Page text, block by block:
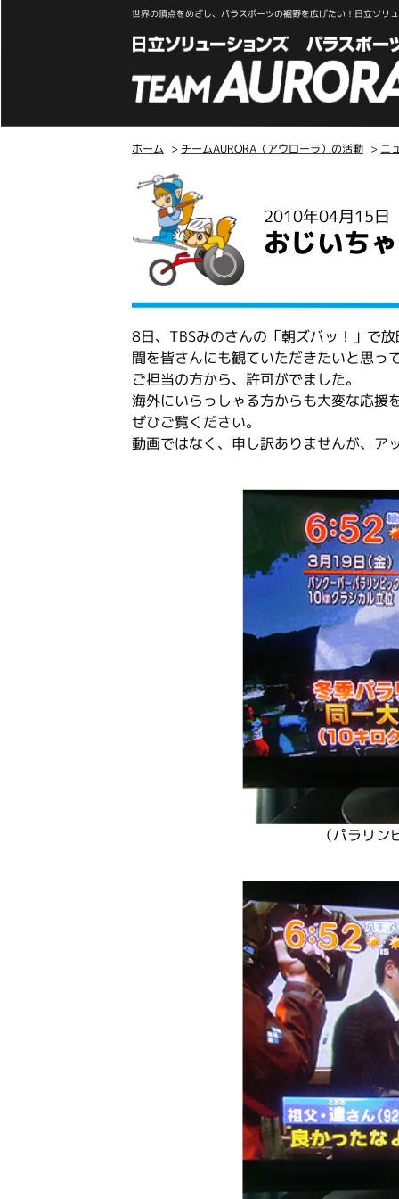
世界の頂点をめざし、パラスポーツの裾野を広げたい！日立ソリ
ホーム > チームAURORA（アウローラ）の活動 > ニ
2010年04月15日
おじいち
8日、TBSみのさんの「朝ズバッ！」で
間を皆さんにも観ていただきたいと思っ
ご担当の方から、許可がでました。
海外にいらっしゃる方からも大変な応援
ぜひご覧ください。
動画ではなく、申し訳ありませんが、ア
（パラリ